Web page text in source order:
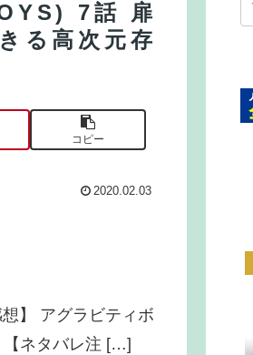
7話 扉
る高次元存
コピー
2020.02.03
】 アグラビティボ
【ネタバレ注 […]